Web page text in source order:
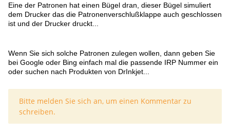
Eine der Patronen hat einen Bügel dran, dieser Bügel simuliert
dem Drucker das die Patronenverschlußklappe auch geschlossen
ist und der Drucker druckt...
Wenn Sie sich solche Patronen zulegen wollen, dann geben Sie
bei Google oder Bing einfach mal die passende IRP Nummer ein
oder suchen nach Produkten von DrInkjet...
x
Bitte melden Sie sich an, um einen Kommentar zu
schreiben.